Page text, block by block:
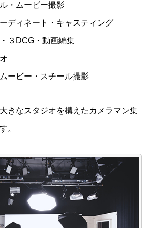
・ムービー撮影
ディネート・キャスティング
３DCG・動画編集
ービー・スチール撮影
きなスタジオを構えたカメラマン集
。